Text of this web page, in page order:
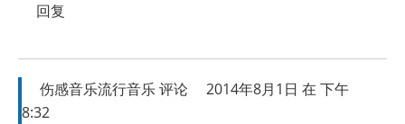
回复
伤感音乐流行音乐评论
2014年8月1日 在 下午
8:32